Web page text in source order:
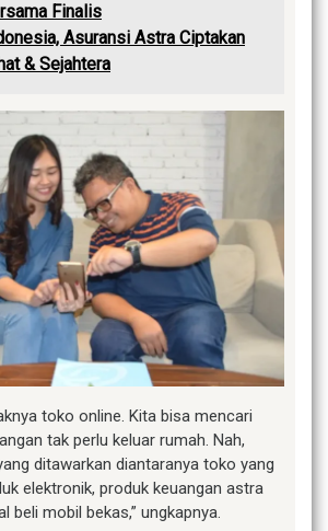
Finalis
Asuransi Astra Ciptakan
& Sejahtera
toko online. Kita bisa mencari
tak perlu keluar rumah. Nah,
ditawarkan diantaranya toko yang
elektronik, produk keuangan astra
beli mobil bekas,” ungkapnya.